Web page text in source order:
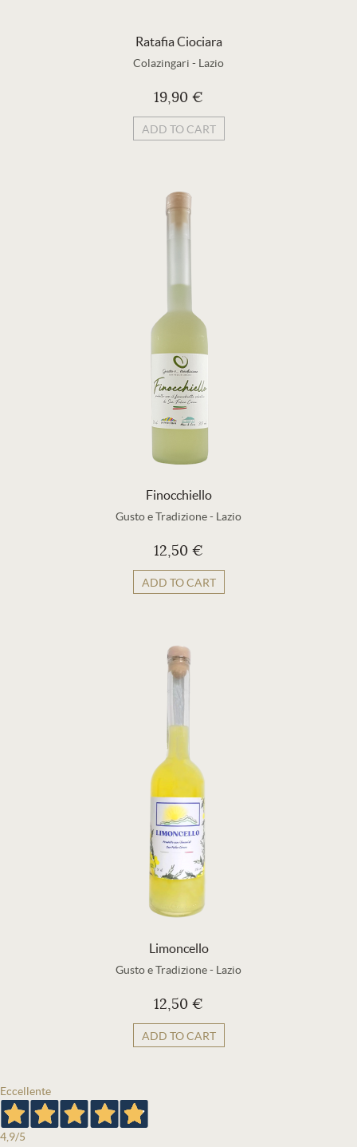
Ratafia Ciociara
Colazingari - Lazio
19,90 €
ADD TO CART
Finocchiello
Gusto e Tradizione- Lazio
12,50 €
ADD TO CART
Limoncello
Gusto e Tradizione- Lazio
12,50 €
ADD TO CART
Eccellente
4,9/5